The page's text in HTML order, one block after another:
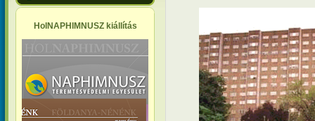
HolNAPHIMNUSZ kiállítás